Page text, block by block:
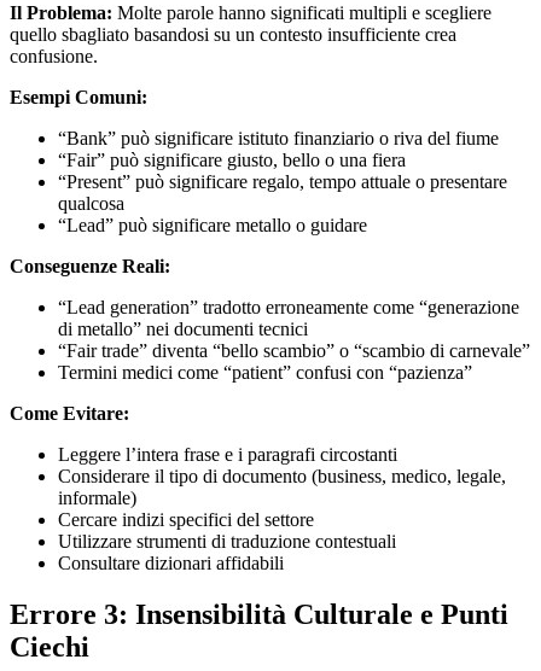
Il Problema: Molte parole hanno significati multipli e scegliere
quello sbagliato basandosi su un contesto insufficiente crea
confusione.
Esempi Comuni:
“Bank” può significare istituto finanziario o riva del fiume
“Fair” può significare giusto, bello o una fiera
“Present” può significare regalo, tempo attuale o presentare
qualcosa
“Lead” può significare metallo o guidare
Conseguenze Reali:
“Lead generation” tradotto erroneamente come “generazione
di metallo” nei documenti tecnici
“Fair trade” diventa “bello scambio” o “scambio di carnevale”
Termini medici come “patient” confusi con “pazienza”
Come Evitare:
Leggere l’intera frase e i paragrafi circostanti
Considerare il tipo di documento (business, medico, legale,
informale)
Cercare indizi specifici del settore
Utilizzare strumenti di traduzione contestuali
Consultare dizionari affidabili
Errore 3: Insensibilità Culturale e Punti
Ciechi